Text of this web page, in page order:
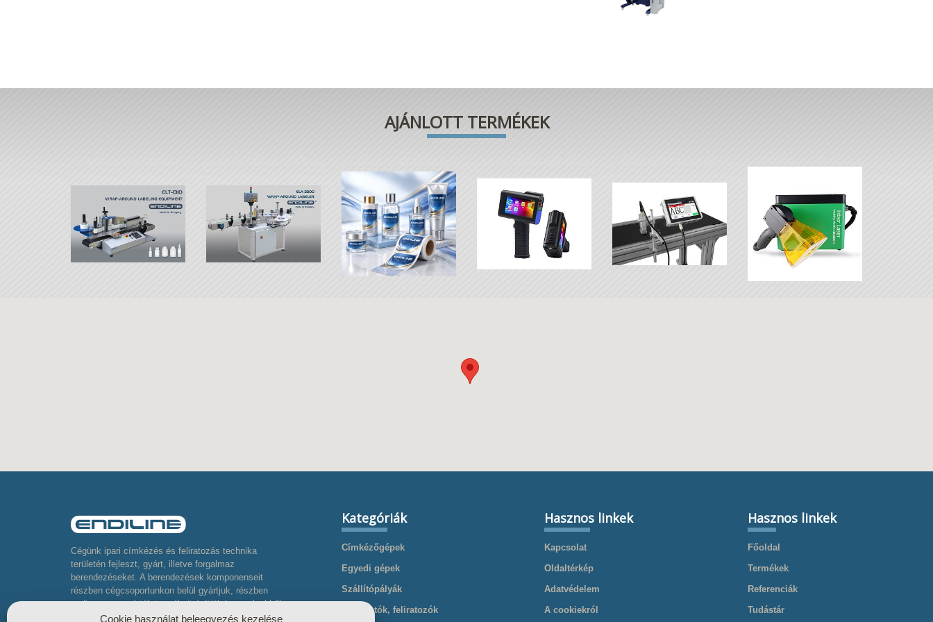
AJÁNLOTT TERMÉKEK
Cégünk ipari címkézés és feliratozás technika
területén fejleszt, gyárt, illetve forgalmaz
berendezéseket. A berendezések komponenseit
részben cégcsoportunkon belül gyártjuk, részben
pedig neves gyártók termékeit építjük be, melyekből
komplett összetett berendezéseket készítünk
Kategóriák
Címkézőgépek
Egyedi gépek
Szállítópályák
Nyomtatók, feliratozók
Hasznos linkek
Kapcsolat
Oldaltérkép
Adatvédelem
A cookiekról
Hasznos linkek
Főoldal
Termékek
Referenciák
Tudástár
Cookie használat beleegyezés kezelése